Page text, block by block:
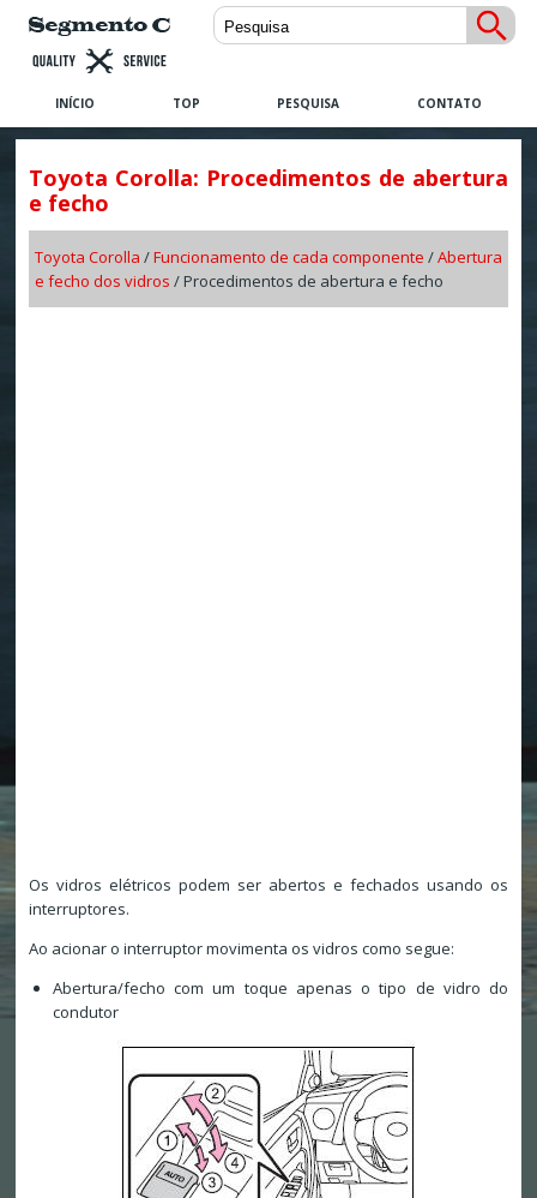
INÍCIO TOP PESQUISA CONTATO
Toyota Corolla: Procedimentos de abertura
e fecho
Toyota Corolla /Funcionamento de cada componente /Abertura
e fecho dos vidros / Procedimentos de abertura e fecho
Os vidros elétricos podem ser abertos e fechados usando os
interruptores.
Ao acionar o interruptor movimenta os vidros como segue:
Abertura/fecho com um toque apenas o tipo de vidro do
condutor